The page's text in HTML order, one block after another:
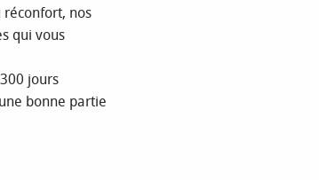
réconfort, nos
qui vous
jours
bonne partie